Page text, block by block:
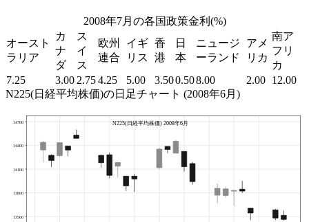
2008年7月の各国政策金利(%)
オースト
ラリア
カ
ナ
ダ
ス
イ
ス
欧州
連合
イギ
リス
香
港
日
本
ニュージ
ーランド
アメ
リカ
南ア
フリ
カ
7.25
3.00 2.754.25 5.00 3.500.508.00 2.00 12.00
N225(日経平均株価)の日足チャート (2008年6月)